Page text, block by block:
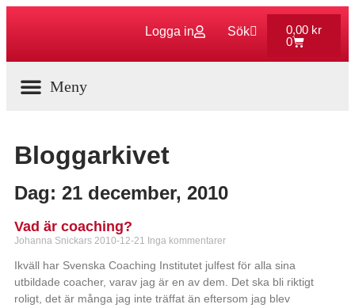
Logga in Sök 0,00 kr
0
Bloggarkivet
Dag: 21 december, 2010
Vad är coaching?
Johanna Snickars 2010-12-21 Inga kommentarer
Ikväll har Svenska Coaching Institutet julfest för alla sina
utbildade coacher, varav jag är en av dem. Det ska bli riktigt
roligt, det är många jag inte träffat än eftersom jag blev